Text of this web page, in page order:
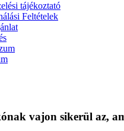
tájékoztató
Feltételek
vajon sikerül az,